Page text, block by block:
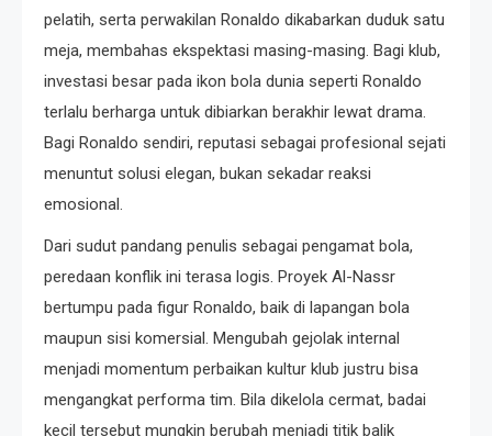
pelatih, serta perwakilan Ronaldo dikabarkan duduk satu
meja, membahas ekspektasi masing-masing. Bagi klub,
investasi besar pada ikon bola dunia seperti Ronaldo
terlalu berharga untuk dibiarkan berakhir lewat drama.
Bagi Ronaldo sendiri, reputasi sebagai profesional sejati
menuntut solusi elegan, bukan sekadar reaksi
emosional.
Dari sudut pandang penulis sebagai pengamat bola,
peredaan konflik ini terasa logis. Proyek Al-Nassr
bertumpu pada figur Ronaldo, baik di lapangan bola
maupun sisi komersial. Mengubah gejolak internal
menjadi momentum perbaikan kultur klub justru bisa
mengangkat performa tim. Bila dikelola cermat, badai
kecil tersebut mungkin berubah menjadi titik balik